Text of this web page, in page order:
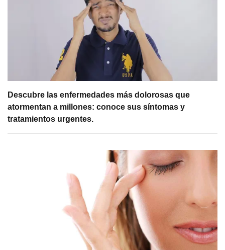
Descubre las enfermedades más dolorosas que
atormentan a millones: conoce sus síntomas y
tratamientos urgentes.